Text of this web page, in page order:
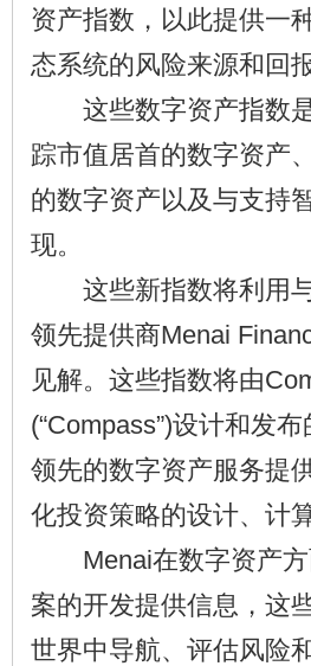
资产指数，以此提供一
态系统的风险来源和回
这些数字资产指数是
踪市值居首的数字资产
的数字资产以及与支持
现。
这些新指数将利用与
领先提供商Menai
见解。这些指数将由
(“Compass”)设计和发
领先的数字资产服务提
化投资策略的设计、计
Menai在数字资产方
案的开发提供信息，这
世界中导航、评估风险